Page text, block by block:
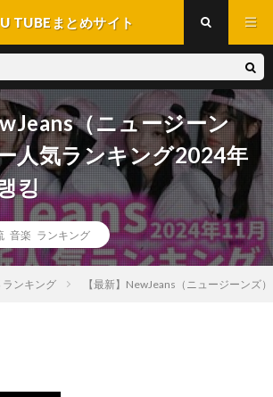
TUBEまとめサイト
（ニュージーン
人気ランキング2024年
킹
音楽 ランキング
ランキング 【最新】NewJeans（ニュージーンズ